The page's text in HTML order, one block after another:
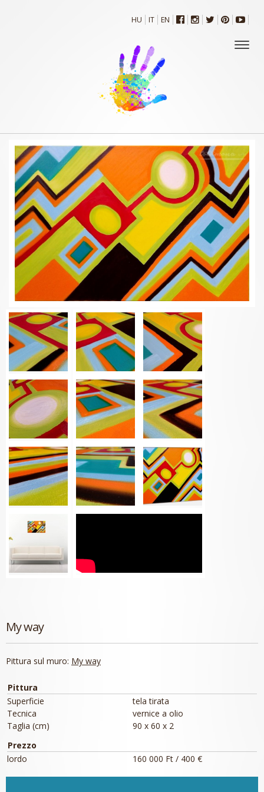
HU IT EN
My way
Pittura sul muro: My way
Pittura
Superficie
tela tirata
Tecnica
vernice a olio
Taglia (cm)
90 x 60 x 2
Prezzo
lordo
160 000 Ft / 400 €